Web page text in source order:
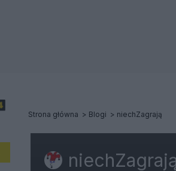
Strona główna Blogi niechZagrają